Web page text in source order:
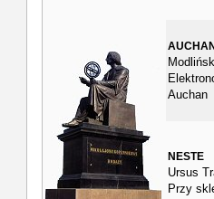
Auchan
NESTE
Ursus
Przy